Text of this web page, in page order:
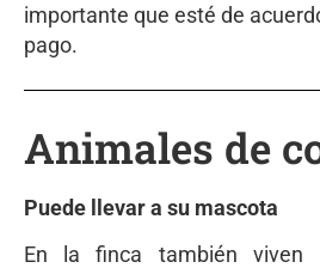
importante que esté de
pago.
Animales de
Puede llevar a su mascota
En la finca también viven